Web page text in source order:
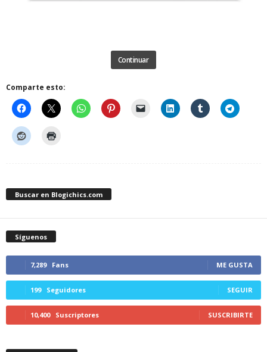
Continuar
Comparte esto:
Buscar en Blogichics.com
Síguenos
7,289 Fans ME GUSTA
199 Seguidores SEGUIR
10,400 Suscriptores SUSCRIBIRTE